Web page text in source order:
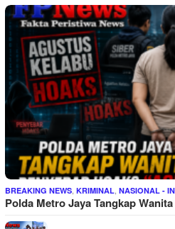
BREAKING NEWS, KRIMINAL, NASIONAL -
Polda Metro Jaya Tangkap